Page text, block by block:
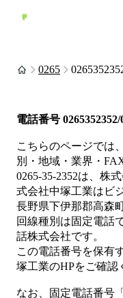
0265
電話番号
こちらのページでは、
別・地域・業界・
0265-35-2352は、 株
式会社中塚工業は ビ
長野県下伊那郡高森
回線種別は固定電話
話株式会社です。
この電話番号を保有
塚工業のHPをご確認
なお、固定電話番号「